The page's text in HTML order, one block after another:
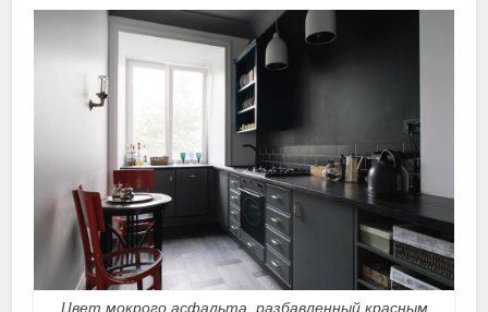
Цвет мокрого асфальта, разбавленный красным